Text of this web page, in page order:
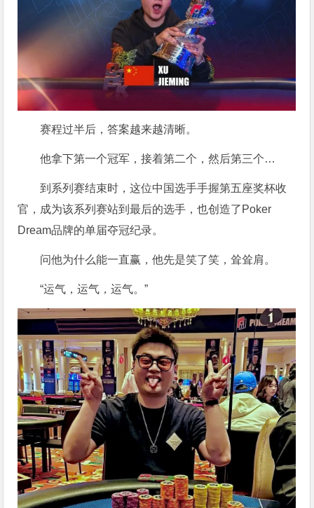
赛程过半后，答案越来越清晰。
他拿下第一个冠军，接着第二个，然后第三个…
到系列赛结束时，这位中国选手手握第五座奖杯收
官，成为该系列赛站到最后的选手，也创造了Poker
Dream品牌的单届夺冠纪录。
问他为什么能一直赢，他先是笑了笑，耸耸肩。
“运气，运气，运气。”